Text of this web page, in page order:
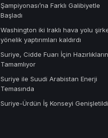
Şampiyonası’na Farklı Galibiyetle
Başladı
Washington iki Iraklı hava yolu
yönelik yaptırımları kaldırdı
Suriye, Cidde Fuarı İçin
Tamamlıyor
Suriye ile Suudi Arabistan Enerji
Temasında
Suriye-Ürdün İş Konseyi Genişletildi